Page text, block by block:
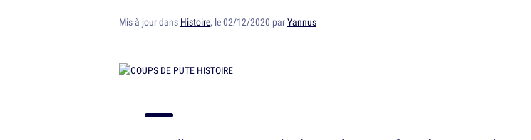
Mis à jour dans Histoire, le 02/12/2020 parYannus